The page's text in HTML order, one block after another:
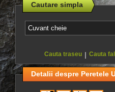
Cautare simpla
Cauta
|
Cauta traseu
Detalii despre Peretele